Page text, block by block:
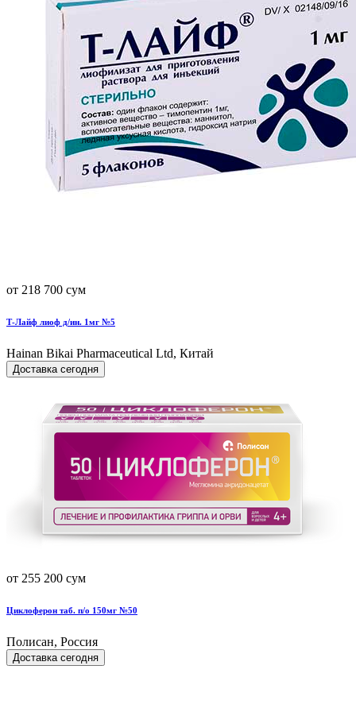
от 218 700 сум
Т-Лайф лиоф д/ин. 1мг №5
Hainan Bikai Pharmaceutical Ltd, Китай
Доставка сегодня
от 255 200 сум
Циклоферон таб. п/о 150мг №50
Полисан, Россия
Доставка сегодня